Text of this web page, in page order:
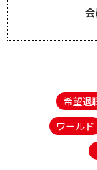
希望退
ワールド